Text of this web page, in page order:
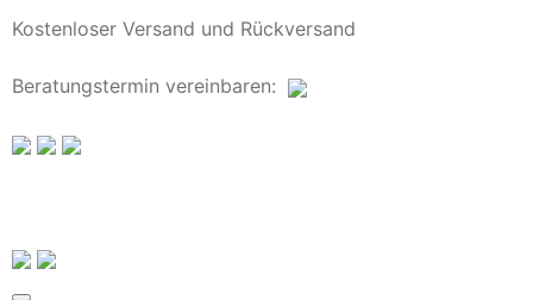
Kostenloser Versand und Rückversand
Beratungstermin vereinbaren: